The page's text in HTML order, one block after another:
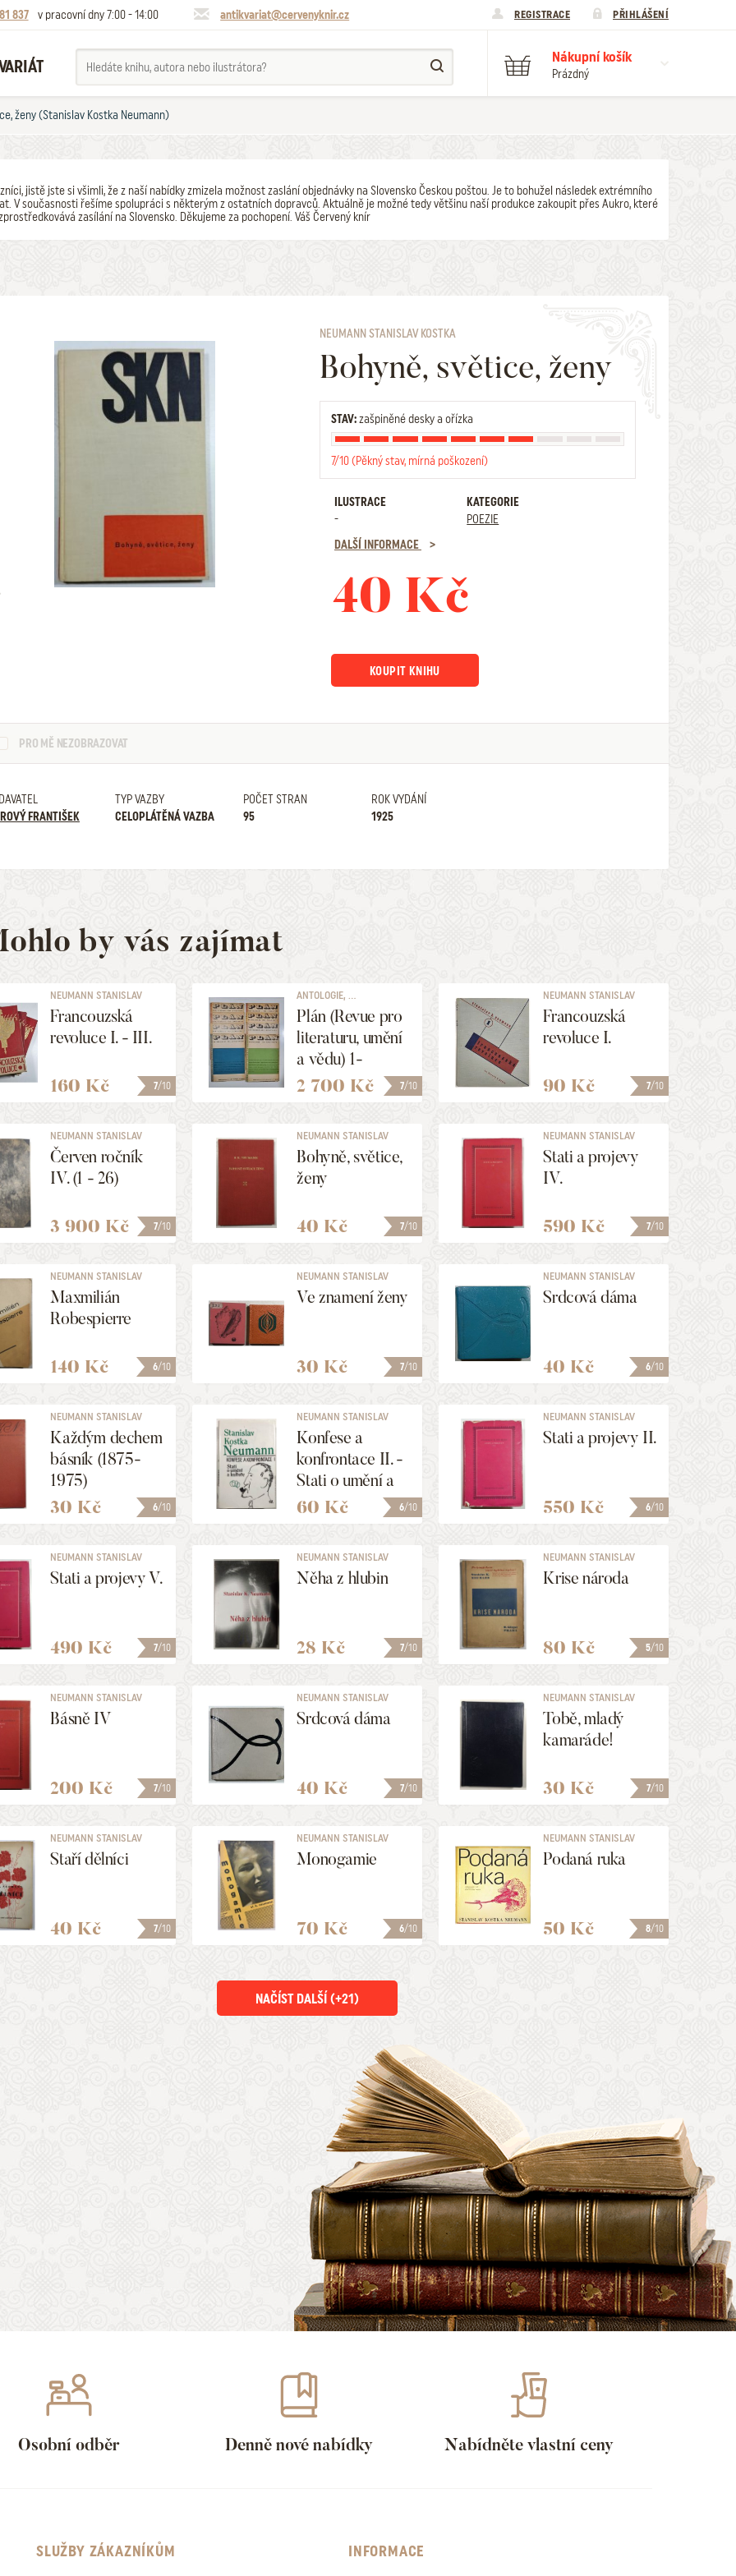
837 v pracovní dny 7:00 - 14:00 antikvariat@cervenyknir.cz REGISTRACE PŘIHLÁŠENÍ
Nákupní košík
Prázdný
ženy (Stanislav Kostka Neumann)
jistě jste si všimli, že z naší nabídky zmizela možnost zaslání objednávky na Slovensko Českou poštou. Je to bohužel následek extrémního
V současnosti řešíme spolupráci s některým z ostatních dopravců. Aktuálně je možné tedy většinu naší produkce zakoupit přes Aukro, které
zasílání na Slovensko. Děkujeme za pochopení. Váš Červený knír
NEUMANN STANISLAV KOSTKA
Bohyně, světice, ženy
STAV:zašpiněné desky a ořízka
7/10 (Pěkný stav, mírná poškození)
ILUSTRACE
-
KATEGORIE
POEZIE
DALŠÍ INFORMACE
40 Kč
KOUPIT KNIHU
PRO MĚ NEZOBRAZOVAT
FRANTIŠEK
TYP VAZBY
CELOPLÁTĚNÁ VAZBA
POČET STRAN
95
ROK VYDÁNÍ
1925
by vás zajímat
7/10
NEUMANN STANISLAV
KOSTKA
Francouzská
revoluce I. - III.
160 Kč 7/10
ANTOLOGIE, ...
Plán (Revue pro
literaturu, umění
a vědu) 1-
11/1930, ročník 2
2 700 Kč 7/10
NEUMANN STANISLAV
KOSTKA
Francouzská
revoluce I.
90 Kč
7/10
NEUMANN STANISLAV
KOSTKA
Červen ročník
IV. (1 - 26)
3 900 Kč 7/10
NEUMANN STANISLAV
KOSTKA
Bohyně, světice,
ženy
40 Kč 7/10
NEUMANN STANISLAV
KOSTKA
Stati a projevy
IV.
590 Kč
6/10
NEUMANN STANISLAV
KOSTKA
Maxmilián
Robespierre
140 Kč 7/10
NEUMANN STANISLAV
KOSTKA
Ve znamení ženy
30 Kč 6/10
NEUMANN STANISLAV
KOSTKA
Srdcová dáma
40 Kč
6/10
NEUMANN STANISLAV
KOSTKA
Každým dechem
básník (1875-
1975)
30 Kč 6/10
NEUMANN STANISLAV
KOSTKA
Konfese a
konfrontace II. -
Stati o umění a
kultuře
60 Kč 6/10
NEUMANN STANISLAV
KOSTKA
Stati a projevy II.
550 Kč
7/10
NEUMANN STANISLAV
KOSTKA
Stati a projevy V.
490 Kč 7/10
NEUMANN STANISLAV
KOSTKA
Něha z hlubin
28 Kč 5/10
NEUMANN STANISLAV
KOSTKA
Krise národa
80 Kč
7/10
NEUMANN STANISLAV
KOSTKA
Básně IV
200 Kč 7/10
NEUMANN STANISLAV
KOSTKA
Srdcová dáma
40 Kč 7/10
NEUMANN STANISLAV
KOSTKA
Tobě, mladý
kamaráde!
30 Kč
7/10
NEUMANN STANISLAV
KOSTKA
Staří dělníci
40 Kč 6/10
NEUMANN STANISLAV
KOSTKA
Monogamie
70 Kč 8/10
NEUMANN STANISLAV
KOSTKA
Podaná ruka
50 Kč
NAČÍST DALŠÍ (+21)
Osobní odběr Denně nové nabídky Nabídněte vlastní ceny
SLUŽBY ZÁKAZNÍKŮM INFORMACE